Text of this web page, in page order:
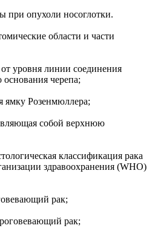
опухоли носоглотки.
области и части
уровня линии соединения
основания черепа;
ямку Розенмюллера;
собой верхнюю
классификация рака
здравоохранения (WHO)
рак;
рак;